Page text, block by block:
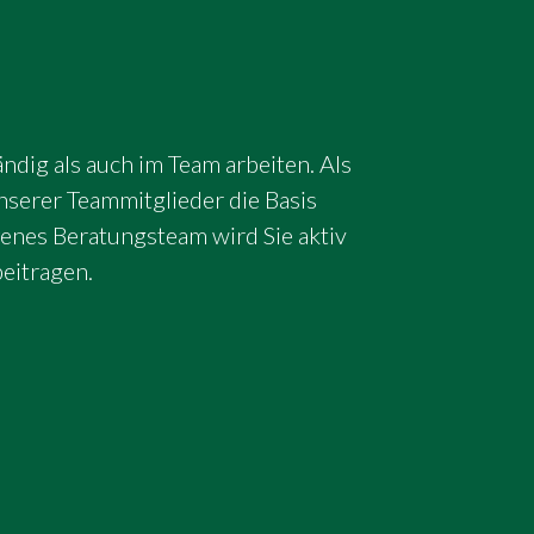
als auch im Team arbeiten. Als
Teammitglieder die Basis
Beratungsteam wird Sie aktiv